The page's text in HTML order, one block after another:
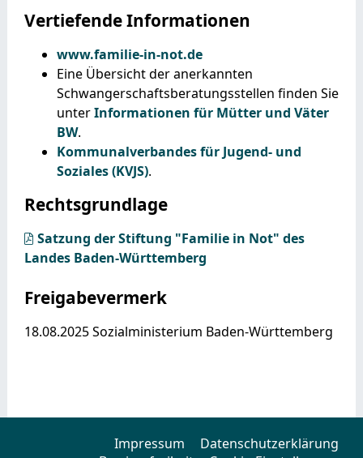
Vertiefende Informationen
www.familie-in-not.de
Eine Übersicht der anerkannten
Schwangerschaftsberatungsstellen finden Sie
unterInformationen für Mütter und Väter
BW.
Kommunalverbandes für Jugend- und
Soziales (KVJS).
Rechtsgrundlage
Satzung der Stiftung "Familie in Not" des
Landes Baden-Württemberg
Freigabevermerk
18.08.2025Sozialministerium Baden-Württemberg
Impressum
Datenschutzerklärung